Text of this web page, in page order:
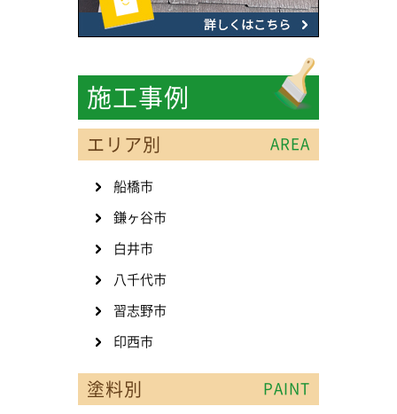
施工事例
エリア別 AREA
船橋市
鎌ヶ谷市
白井市
八千代市
習志野市
印西市
塗料別 PAINT